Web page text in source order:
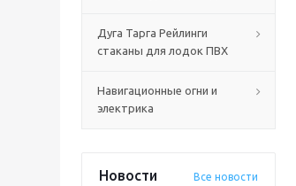
Дуга Тарга Рейлинги
стаканы для лодок ПВХ
Навигационные огни и
электрика
Новости Все новости